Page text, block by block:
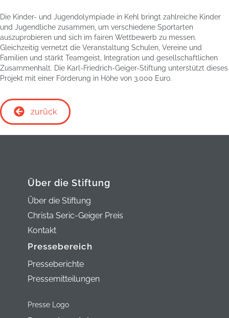
Die Kinder- und Jugendolympiade in Kehl bringt zahlreiche Kinder
und Jugendliche zusammen, um verschiedene Sportarten
auszuprobieren und sich im fairen Wettbewerb zu messen.
Gleichzeitig vernetzt die Veranstaltung Schulen, Vereine und
Familien und stärkt Teamgeist, Integration und gesellschaftlichen
Zusammenhalt. Die Karl-Friedrich-Geiger-Stiftung unterstützt dieses
Projekt mit einer Förderung in Höhe von 3.000 Euro.
zurück
Über die Stiftung
Über die Stiftung
Christa Seric-Geiger Preis
Kontakt
Pressebereich
Presseberichte
Pressemitteilungen
Presse Logo